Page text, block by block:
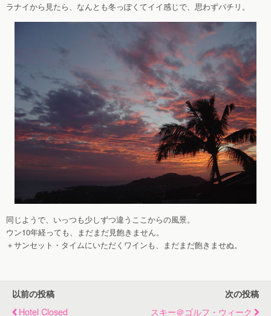
ラナイから見たら、なんとも冬っぽくてイイ感じで、思わずパチリ。
同じようで、いっつも少しずつ違うここからの風景。
ウン10年経っても、まだまだ見飽きません。
＋サンセット・タイムにいただくワインも、まだまだ飽きませぬ。
以前の投稿
Hotel Closed
次の投稿
スキー＠ゴルフ・ウィーク